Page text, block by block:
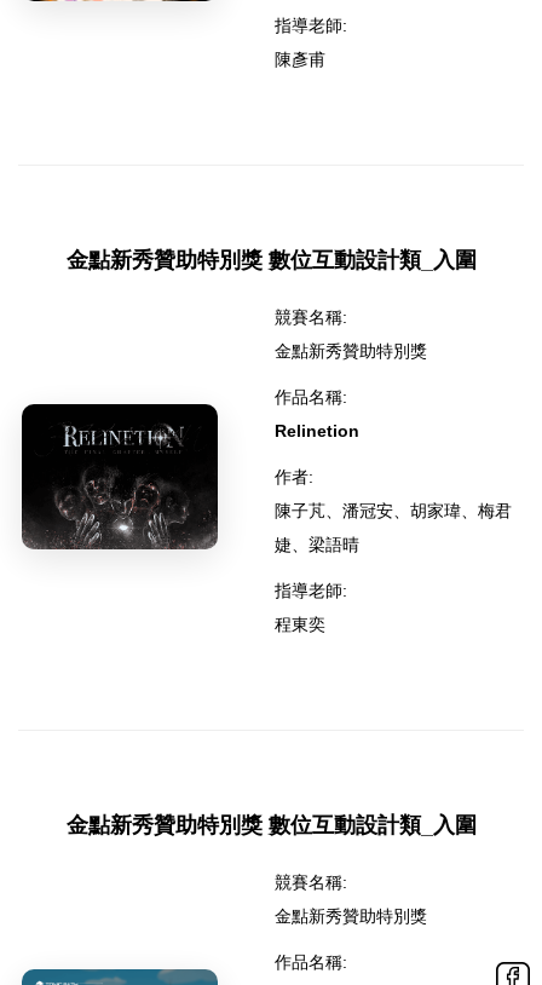
指導老師:
陳彥甫
金點新秀贊助特別獎 數位互動設計類_入圍
競賽名稱:
金點新秀贊助特別獎
作品名稱:
Relinetion
作者:
陳子芃、潘冠安、胡家瑋、梅君
婕、梁語晴
指導老師:
程東奕
金點新秀贊助特別獎 數位互動設計類_入圍
競賽名稱:
金點新秀贊助特別獎
作品名稱: